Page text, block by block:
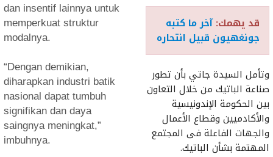
قد يهمك:آخر ما كتبه
جونغهيون قبيل انتحاره
وتأمل السيدة جاتي بأن تطور
صناعة الباتيك من خلال التعاون
بين الحكومة الإندونيسية
والأكادميين وقطاع الأعمال
والجهات الفاعلة فى المجتمع
المهتمة بشأن الباتيك.
dan insentif lainnya untuk
memperkuat struktur
modalnya.
“Dengan demikian,
diharapkan industri batik
nasional dapat tumbuh
signifikan dan daya
saingnya meningkat,”
imbuhnya.